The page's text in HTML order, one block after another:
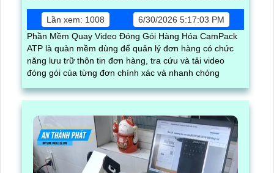
Lần xem: 1008
6/30/2026 5:17:03 PM
Phần Mềm Quay Video Đóng Gói Hàng Hóa CamPack
ATP là quàn mềm dùng để quản lý đơn hàng có chức
năng lưu trữ thôn tin đơn hàng, tra cứu và tải video
đóng gói của từng đơn chính xác và nhanh chóng